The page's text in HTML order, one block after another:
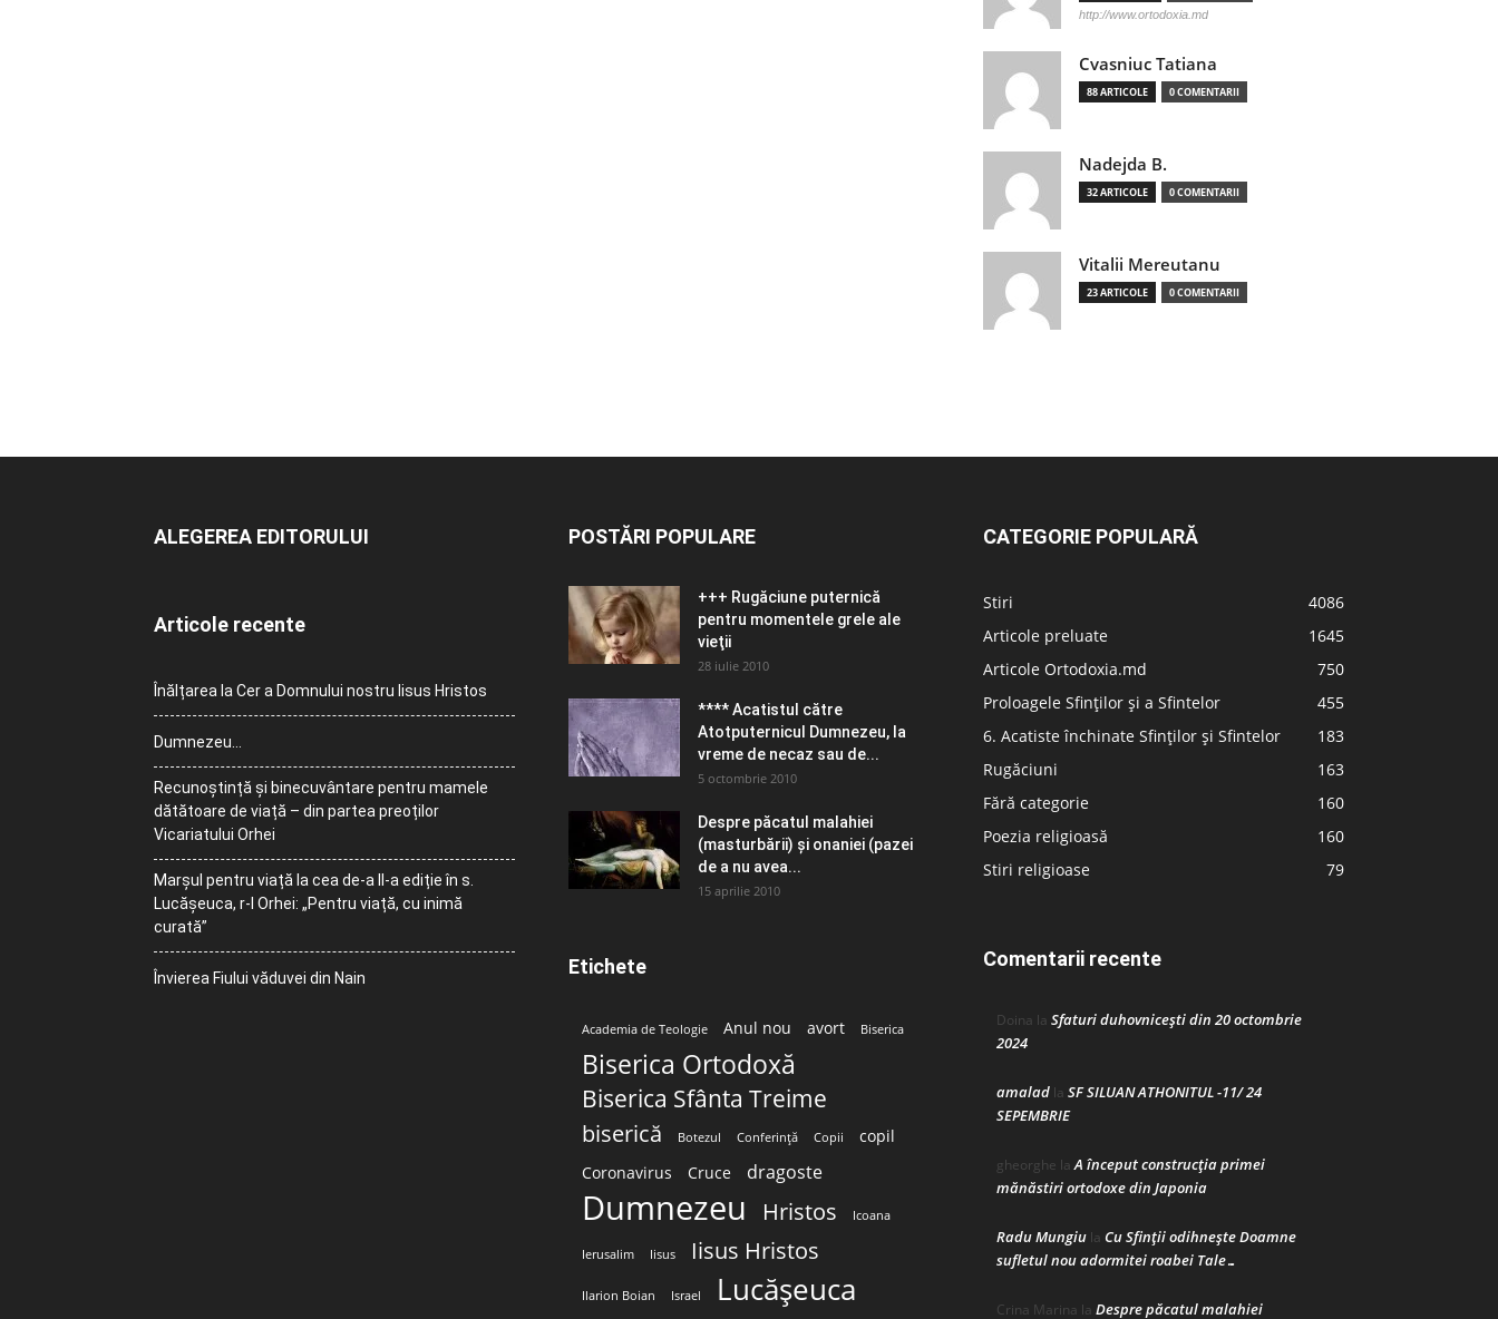
http://www.ortodoxia.md
Cvasniuc Tatiana
88 ARTICOLE 0 COMENTARII
Nadejda B.
32 ARTICOLE 0 COMENTARII
Vitalii Mereutanu
23 ARTICOLE 0 COMENTARII
ALEGEREA EDITORULUI
Articole recente
Înălțarea la Cer a Domnului nostru Iisus Hristos
Dumnezeu…
Recunoștință și binecuvântare pentru mamele
dătătoare de viață – din partea preoților
Vicariatului Orhei
Marșul pentru viață la cea de-a II-a ediție în s.
Lucășeuca, r-l Orhei: „Pentru viață, cu inimă
curată”
Învierea Fiului văduvei din Nain
POSTĂRI POPULARE
+++ Rugăciune puternică
pentru momentele grele ale
vieţii
28 iulie 2010
**** Acatistul către
Atotputernicul Dumnezeu, la
vreme de necaz sau de...
5 octombrie 2010
Despre păcatul malahiei
(masturbării) şi onaniei (pazei
de a nu avea...
15 aprilie 2010
Etichete
Academia de Teologie Anul nou avort Biserica
Biserica Ortodoxă
Biserica Sfânta Treime
biserică Botezul Conferință Copii
copil
Coronavirus
Cruce dragoste
Dumnezeu Hristos Icoana
Ierusalim Iisus Iisus Hristos
Ilarion Boian Israel Lucășeuca
CATEGORIE POPULARĂ
Stiri
4086
Articole preluate
1645
Articole Ortodoxia.md
750
Proloagele Sfinților și a Sfintelor
455
6. Acatiste închinate Sfinților și Sfintelor
183
Rugăciuni
163
Fără categorie
160
Poezia religioasă
160
Stiri religioase
79
Comentarii recente
Doina la Sfaturi duhovnicești din 20 octombrie
2024
amalad la SF SILUAN ATHONITUL -11/ 24
SEPEMBRIE
gheorghe laA început construcţia primei
mănăstiri ortodoxe din Japonia
Radu Mungiu la Cu Sfinții odihnește Doamne
sufletul nou adormitei roabei Tale…
Crina Marina la Despre păcatul malahiei